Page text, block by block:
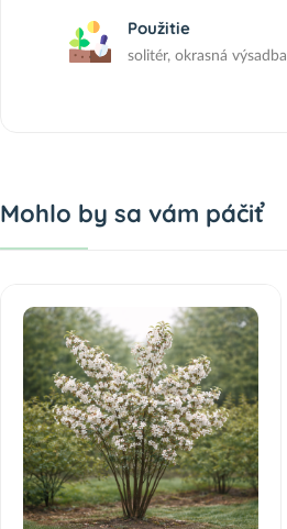
Použitie
solitér, okrasná výsadba
Mohlo by sa vám páčiť